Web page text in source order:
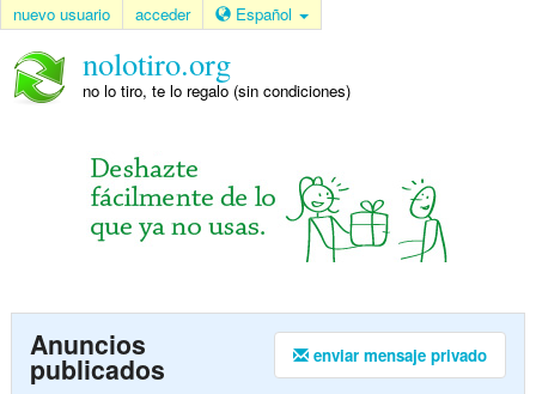
nuevo usuario acceder Español
nolotiro.org
no lo tiro, te lo regalo (sin condiciones)
enviar mensaje privado
Anuncios
publicados